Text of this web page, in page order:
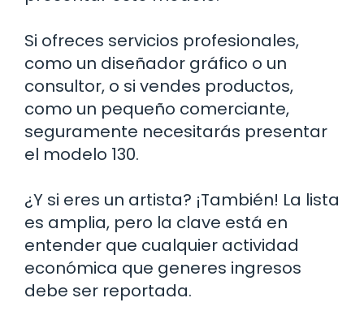
Si ofreces servicios profesionales,
como un diseñador gráfico o un
consultor, o si vendes productos,
como un pequeño comerciante,
seguramente necesitarás presentar
el modelo 130.
¿Y si eres un artista? ¡También! La lista
es amplia, pero la clave está en
entender que cualquier actividad
económica que generes ingresos
debe ser reportada.